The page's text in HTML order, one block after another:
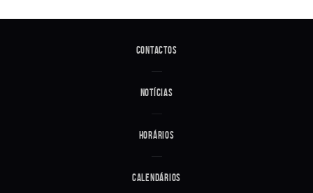
Contactos
Notícias
Horários
Calendários